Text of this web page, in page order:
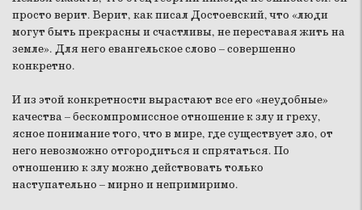
просто верит. Верит, как писал Достоевский, что «люди
могут быть прекрасны и счастливы, не переставая жить на
земле». Для него евангельское слово – совершенно
конкретно.
И из этой конкретности вырастают все его «неудобные»
качества – бескомпромиссное отношение к злу и греху,
ясное понимание того, что в мире, где существует зло, от
него невозможно отгородиться и спрятаться. По
отношению к злу можно действовать только
наступательно – мирно и непримиримо.